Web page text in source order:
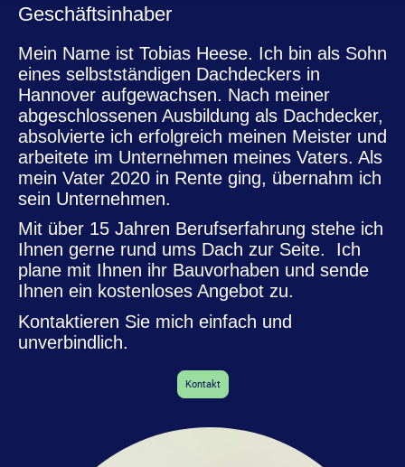
Geschäftsinhaber
Mein Name ist Tobias Heese. Ich bin als Sohn
eines selbstständigen Dachdeckers in
Hannover aufgewachsen. Nach meiner
abgeschlossenen Ausbildung als Dachdecker,
absolvierte ich erfolgreich meinen Meister und
arbeitete im Unternehmen meines Vaters. Als
mein Vater 2020 in Rente ging, übernahm ich
sein Unternehmen.
Mit über 15 Jahren Berufserfahrung stehe ich
Ihnen gerne rund ums Dach zur Seite. Ich
plane mit Ihnen ihr Bauvorhaben und sende
Ihnen ein kostenloses Angebot zu.
Kontaktieren Sie mich einfach und
unverbindlich.
Kontakt